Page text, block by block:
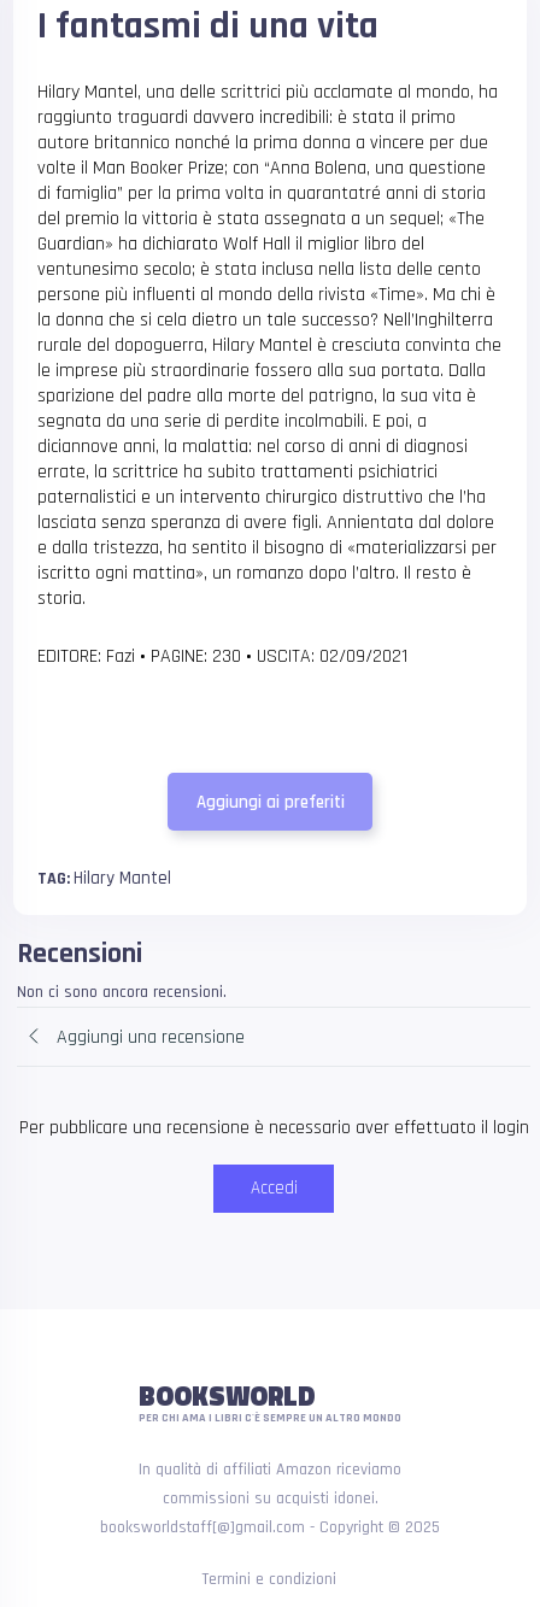
I fantasmi di una vita
Hilary Mantel, una delle scrittrici più acclamate al mondo, ha
raggiunto traguardi davvero incredibili: è stata il primo
autore britannico nonché la prima donna a vincere per due
volte il Man Booker Prize; con “Anna Bolena, una questione
di famiglia” per la prima volta in quarantatré anni di storia
del premio la vittoria è stata assegnata a un sequel; «The
Guardian» ha dichiarato Wolf Hall il miglior libro del
ventunesimo secolo; è stata inclusa nella lista delle cento
persone più influenti al mondo della rivista «Time». Ma chi è
la donna che si cela dietro un tale successo? Nell’Inghilterra
rurale del dopoguerra, Hilary Mantel è cresciuta convinta che
le imprese più straordinarie fossero alla sua portata. Dalla
sparizione del padre alla morte del patrigno, la sua vita è
segnata da una serie di perdite incolmabili. E poi, a
diciannove anni, la malattia: nel corso di anni di diagnosi
errate, la scrittrice ha subito trattamenti psichiatrici
paternalistici e un intervento chirurgico distruttivo che l’ha
lasciata senza speranza di avere figli. Annientata dal dolore
e dalla tristezza, ha sentito il bisogno di «materializzarsi per
iscritto ogni mattina», un romanzo dopo l’altro. Il resto è
storia.
EDITORE: Fazi • PAGINE: 230 • USCITA: 02/09/2021
Aggiungi ai preferiti
TAG:Hilary Mantel
Recensioni
Non ci sono ancora recensioni.
Aggiungi una recensione
Per pubblicare una recensione è necessario aver effettuato il login
Accedi
BOOKSWORLD
PER CHI AMA I LIBRI C'È SEMPRE UN ALTRO MONDO
In qualità di affiliati Amazon riceviamo
commissioni su acquisti idonei.
booksworldstaff[@]gmail.com - Copyright © 2025
Termini e condizioni